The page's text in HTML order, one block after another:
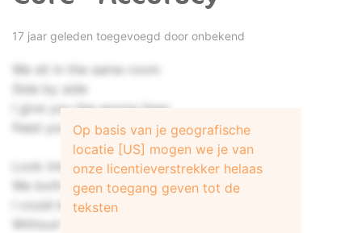
17 jaar geleden toegevoegd door onbekend
We sit in the same room
Side by side
I give you the wrong lines
Feed you
Look into my eyes
We both smile
I could kill you
Without trying
Op basis van je geografische
locatie [US] mogen we je van
onze licentieverstrekker helaas
geen toegang geven tot de
teksten